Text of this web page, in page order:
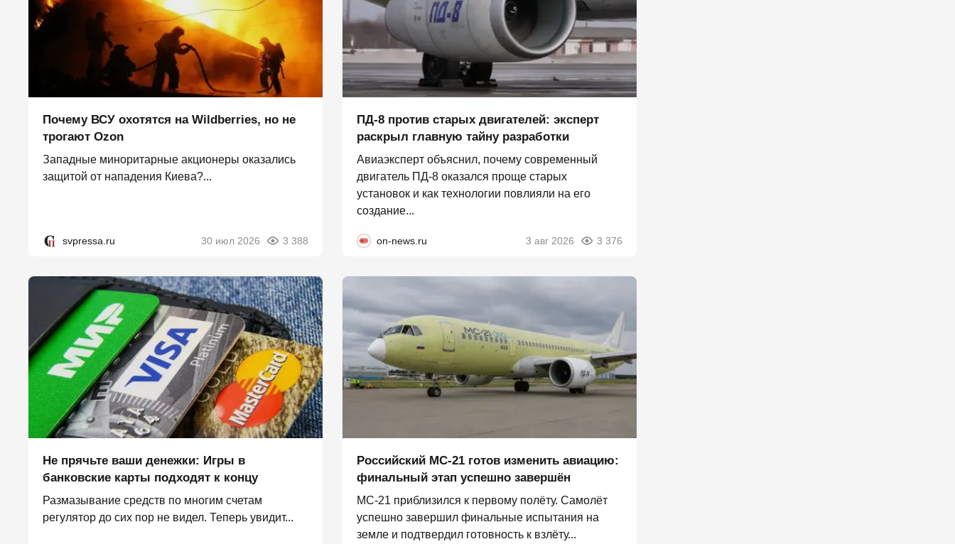
Почему ВСУ охотятся на Wildberries, но не
трогают Оzon
Западные миноритарные акционеры оказались
защитой от нападения Киева?...
svpressa.ru 30 июл 2026 3 388
ПД-8 против старых двигателей: эксперт
раскрыл главную тайну разработки
Авиаэксперт объяснил, почему современный
двигатель ПД-8 оказался проще старых
установок и как технологии повлияли на его
создание...
on-news.ru 3 авг 2026 3 376
Не прячьте ваши денежки: Игры в
банковские карты подходят к концу
Размазывание средств по многим счетам
регулятор до сих пор не видел. Теперь увидит...
Российский МС-21 готов изменить авиацию:
финальный этап успешно завершён
МС-21 приблизился к первому полёту. Самолёт
успешно завершил финальные испытания на
земле и подтвердил готовность к взлёту...